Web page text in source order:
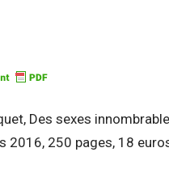
Des sexes
2016, 250 pages, 18